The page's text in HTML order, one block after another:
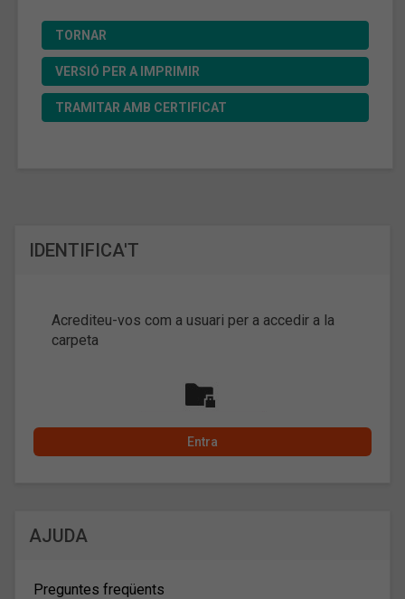
IDENTIFICA'T
Acrediteu-vos com a usuari per a accedir a la
carpeta
AJUDA
Preguntes freqüents
TORNAR
VERSIÓ PER A IMPRIMIR
TRAMITAR AMB CERTIFICAT